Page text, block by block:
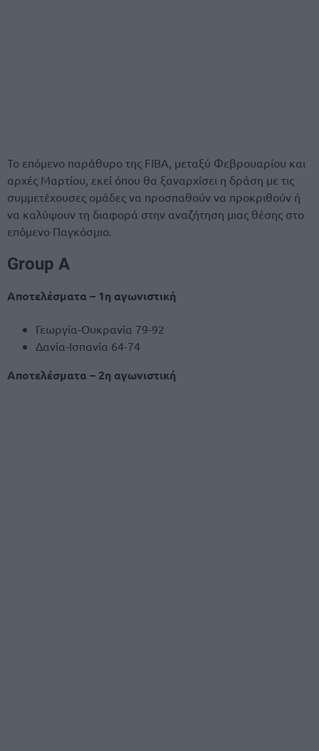
Το επόμενο παράθυρο της FIBA, μεταξύ Φεβρουαρίου και
αρχές Μαρτίου, εκεί όπου θα ξαναρχίσει η δράση με τις
συμμετέχουσες ομάδες να προσπαθούν να προκριθούν ή
να καλύψουν τη διαφορά στην αναζήτηση μιας θέσης στο
επόμενο Παγκόσμιο.
Group A
Αποτελέσματα – 1η αγωνιστική
Γεωργία-Ουκρανία 79-92
Δανία-Ισπανία 64-74
Αποτελέσματα – 2η αγωνιστική